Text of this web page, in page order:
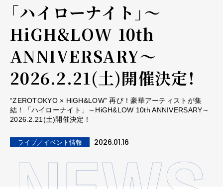
「ハイローナイト」～
HiGH&LOW 10th
ANNIVERSARY～
2026.2.21(土)開催決定！
“ZEROTOKYO × HiGH&LOW” 再び！豪華アーティストが集
結！「ハイローナイト」～HiGH&LOW 10th ANNIVERSARY～
2026.2.21(土)開催決定！
ライブ／イベント情報 2026.01.16